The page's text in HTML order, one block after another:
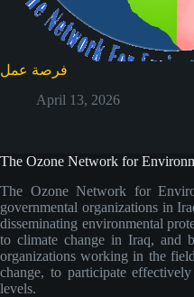
فرصة عمل
April 13, 2026
The Ozone Network for
The Ozone Network for
governmental organizations in
disseminating environmental
to climate change in Iraq, and
organizations working in the
change, to participate
levels.